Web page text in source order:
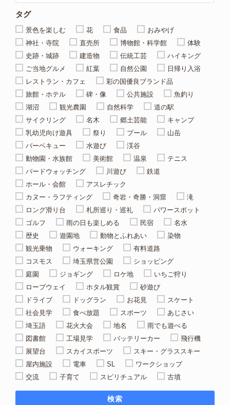
タグ
景色を楽しむ 花 食品
おみやげ
神社・寺院
直売所 博物館・科学館
体験
史跡・城跡
建造物 伝統工芸
ハイキング
ご当地グルメ
紅葉 自然公園
日帰り入浴
レストラン・カフェ
彩の国優良ブランド品
旅館・ホテル
碑・像 公共施設
魚釣り
湖沼
観光農園 自然科学
道の駅
サイクリング
名木 郷土芸能
キャンプ
乳幼児向け遊具
祭り プール
山岳
バーベキュー
水遊び
渓谷
動物園・水族館
美術館 温泉
テニス
バードウォッチング
川遊び
鉄道
ホール・会館
アスレチック
カヌー・ラフティング
奇岩・奇勝・洞窟
滝
ロング滑り台
札所巡り・巡礼
パワースポット
ゴルフ
雨の日も楽しめる 民宿
名水
歴史
遊園地 動物とふれあい
染物
観光乗物
ウォーキング
有料道路
コスモス
埼玉県営公園
ショッピング
庭園
ジョギング ロケ地
いちご狩り
ロープウェイ
ホタル観賞
砂遊び
ドライブ
ドッグラン お花見
スケート
社会見学
食べ放題 スポーツ
あじさい
埼玉語
花火大会 地名
雨でも遊べる
図書館
工場見学 バッテリーカー
飛行機
展望台
スカイスポーツ
スキー・グラススキー
屋内施設
電車 SL
ワークショップ
交流
子育て スピリチュアル 古墳
検索